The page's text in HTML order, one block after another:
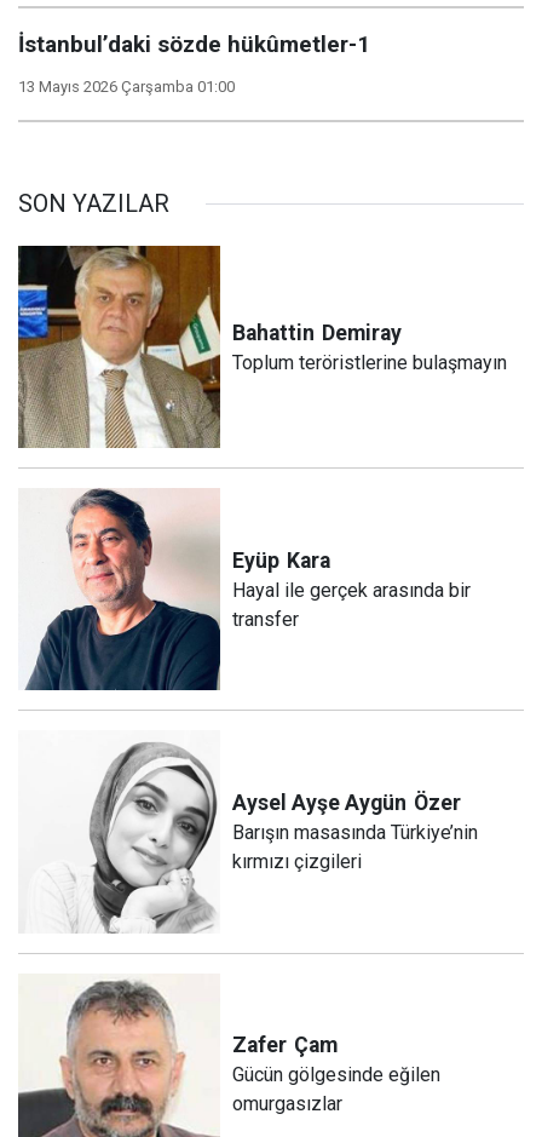
İstanbul’daki sözde hükûmetler-1
13 Mayıs 2026 Çarşamba 01:00
SON YAZILAR
Bahattin Demiray
Toplum teröristlerine bulaşmayın
Eyüp Kara
Hayal ile gerçek arasında bir
transfer
Aysel Ayşe Aygün Özer
Barışın masasında Türkiye’nin
kırmızı çizgileri
Zafer Çam
Gücün gölgesinde eğilen
omurgasızlar